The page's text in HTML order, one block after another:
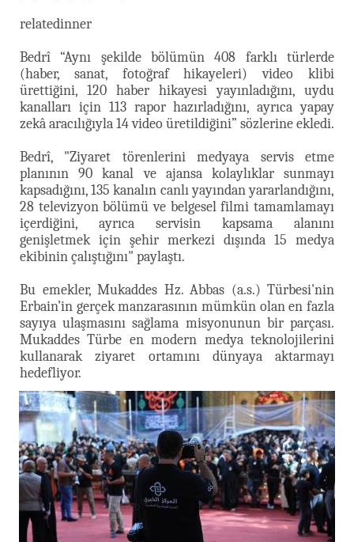
relatedinner
Bedrî “Aynı şekilde bölümün 408 farklı türlerde
(haber, sanat, fotoğraf hikayeleri)
video klibi
ürettiğini, 120 haber hikayesi yayınladığını, uydu
kanalları için 113 rapor hazırladığını, ayrıca yapay
zekâ aracılığıyla 14 video üretildiğini” sözlerine ekledi.
Bedrî, "Ziyaret törenlerini medyaya servis etme
planının 90 kanal ve ajansa kolaylıklar sunmayı
kapsadığını, 135 kanalın canlı yayından yararlandığını,
28 televizyon bölümü ve belgesel filmi tamamlamayı
içerdiğini, ayrıca servisin kapsama alanını
genişletmek için şehir merkezi dışında 15 medya
ekibinin çalıştığını" paylaştı.
Bu emekler, Mukaddes Hz. Abbas (a.s.) Türbesi'nin
Erbain’in gerçek manzarasının mümkün olan en fazla
sayıya ulaşmasını sağlama misyonunun bir parçası.
Mukaddes Türbe en modern medya teknolojilerini
kullanarak ziyaret ortamını dünyaya aktarmayı
hedefliyor.